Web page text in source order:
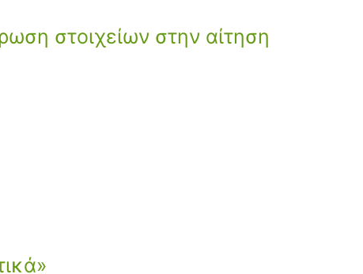
στοιχείων στην αίτηση